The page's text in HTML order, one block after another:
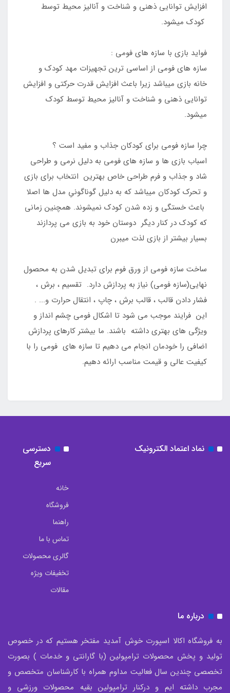
افزایش توانایی ذهنی و شناخت و آنالیز محیط توسط
کودک میشود.
فواید بازی با سازه های فومی :
سازه های فومی از اساسی ترین تجهیزات مهد کودک و
خانه بازی میباشد زیرا باعث افزایش قدرت حرکتی و افزایش
توانایی ذهنی و شناخت و آنالیز محیط توسط کودک
میشود.
چرا سازه فومی برای کودکان جذاب و مفید است ؟
اسباب بازی ها و سازه های فومی به دلیل نرمی و طراحی
شاد و جذاب و فرم طراحی خاص بهترین انتخاب برای بازی
و تحرک کودکان میباشد که به دلیل گوناگونیِ مدل ها اصلا
باعث خستگی و زده شدن کودک نمیشوند. همچنین زمانی
که کودک در کنار دیگر دوستان خود به بازی می پردازند
بسیار بیشتر از بازی لذت میبرن
ساخت سازه فومی از ورق فوم برای تبدیل شدن به محصول
نهایی(سازه فومی) نیاز به پردازش دارد. تقسیم ، برش ،
فشار دادن قالب ، قالب برش ، چاپ ، انتقال حرارت و... .
این فرایند موجب می شود تا اشکال فومی چشم انداز و
ویژگی های بهتری داشته باشند. ما بیشتر کارهای پردازش
اضافی را خودمان انجام می دهیم تا سازه های فومی را با
کیفیت عالی و قیمت مناسب ارائه دهیم.
نماد اعتماد الکترونیک
دسترسی
سریع
خانه
فروشگاه
راهنما
تماس با ما
گالری محصولات
تخفیفات ویژه
مقالات
درباره ما
به فروشگاه اکالا اسپورت خوش آمدید مفتخر هستیم که در خصوص
تولید و پخش محصولات ترامپولین (با گارانتی و خدمات ) بصورت
تخصصی چندین سال فعالیت مداوم همراه با کارشناسان متخصص و
مجرب داشته ایم و درکنار ترامپولین بقیه محصولات ورزشی و